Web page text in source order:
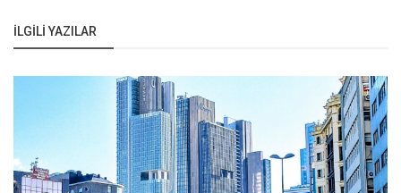
İLGILI YAZILAR